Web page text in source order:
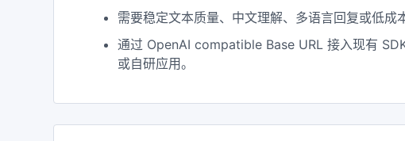
需要稳定文本质量、中文理解、多语言回复或低成
通过 OpenAI compatible Base URL 接入现有
或自研应用。